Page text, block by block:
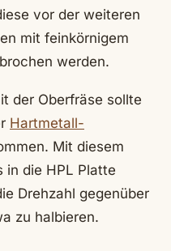
vor der weiteren
mit feinkörnigem
werden.
der Oberfräse sollte
Hartmetall-
Mit diesem
in die HPL Platte
Drehzahl gegenüber
zu halbieren.